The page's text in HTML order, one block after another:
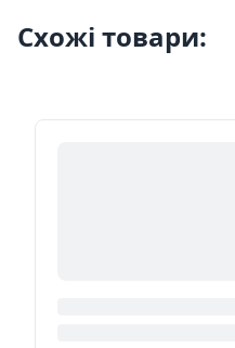
Схожі товари: